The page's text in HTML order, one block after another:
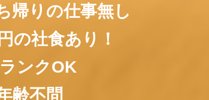
帰りの仕事無し
の社食あり！
ンクOK
齢不問